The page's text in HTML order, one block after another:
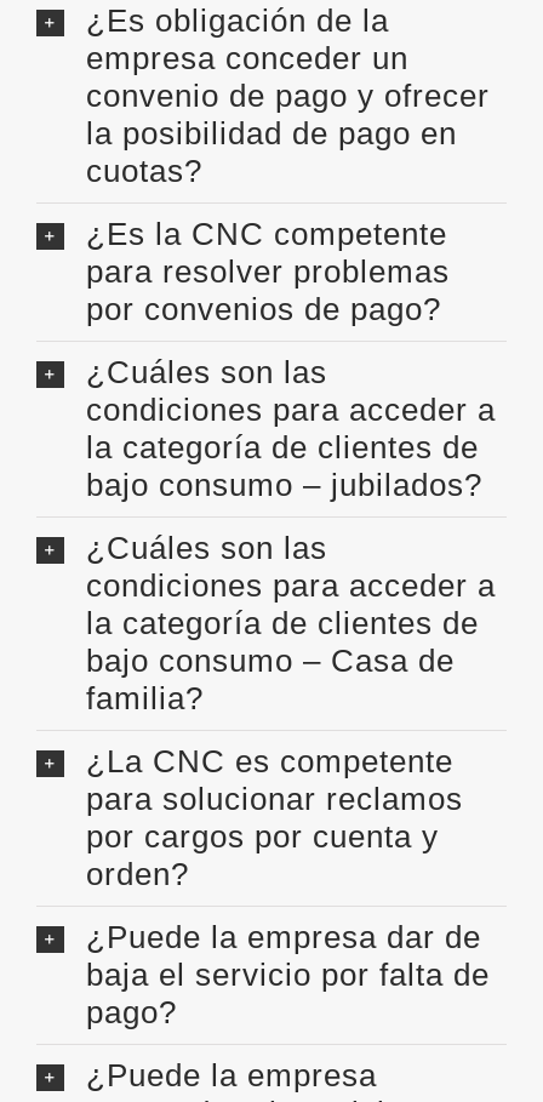
¿Es obligación de la
empresa conceder un
convenio de pago y ofrecer
la posibilidad de pago en
cuotas?
¿Es la CNC competente
para resolver problemas
por convenios de pago?
¿Cuáles son las
condiciones para acceder a
la categoría de clientes de
bajo consumo – jubilados?
¿Cuáles son las
condiciones para acceder a
la categoría de clientes de
bajo consumo – Casa de
familia?
¿La CNC es competente
para solucionar reclamos
por cargos por cuenta y
orden?
¿Puede la empresa dar de
baja el servicio por falta de
pago?
¿Puede la empresa